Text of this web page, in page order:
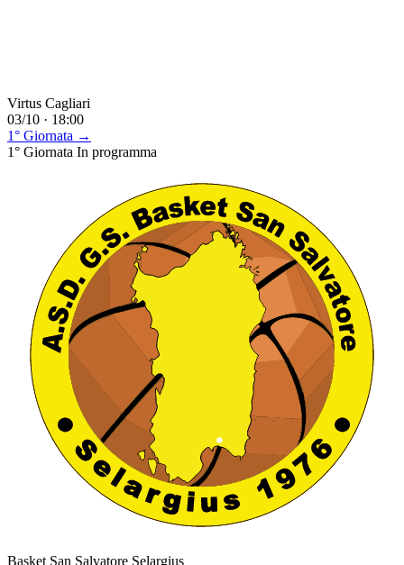
Virtus Cagliari
03/10 · 18:00
1° Giornata →
1° Giornata In programma
Basket San Salvatore Selargius